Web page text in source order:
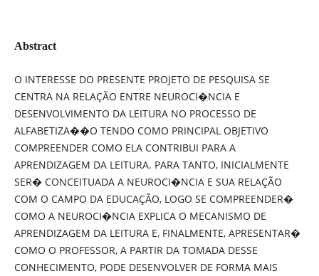
Abstract
O INTERESSE DO PRESENTE PROJETO DE PESQUISA SE
CENTRA NA RELAÇÃO ENTRE NEUROCI�NCIA E
DESENVOLVIMENTO DA LEITURA NO PROCESSO DE
ALFABETIZA��O TENDO COMO PRINCIPAL OBJETIVO
COMPREENDER COMO ELA CONTRIBUI PARA A
APRENDIZAGEM DA LEITURA. PARA TANTO, INICIALMENTE
SER� CONCEITUADA A NEUROCI�NCIA E SUA RELAÇÃO
COM O CAMPO DA EDUCAÇÃO, LOGO SE COMPREENDER�
COMO A NEUROCI�NCIA EXPLICA O MECANISMO DE
APRENDIZAGEM DA LEITURA E, FINALMENTE, APRESENTAR�
COMO O PROFESSOR, A PARTIR DA TOMADA DESSE
CONHECIMENTO, PODE DESENVOLVER DE FORMA MAIS